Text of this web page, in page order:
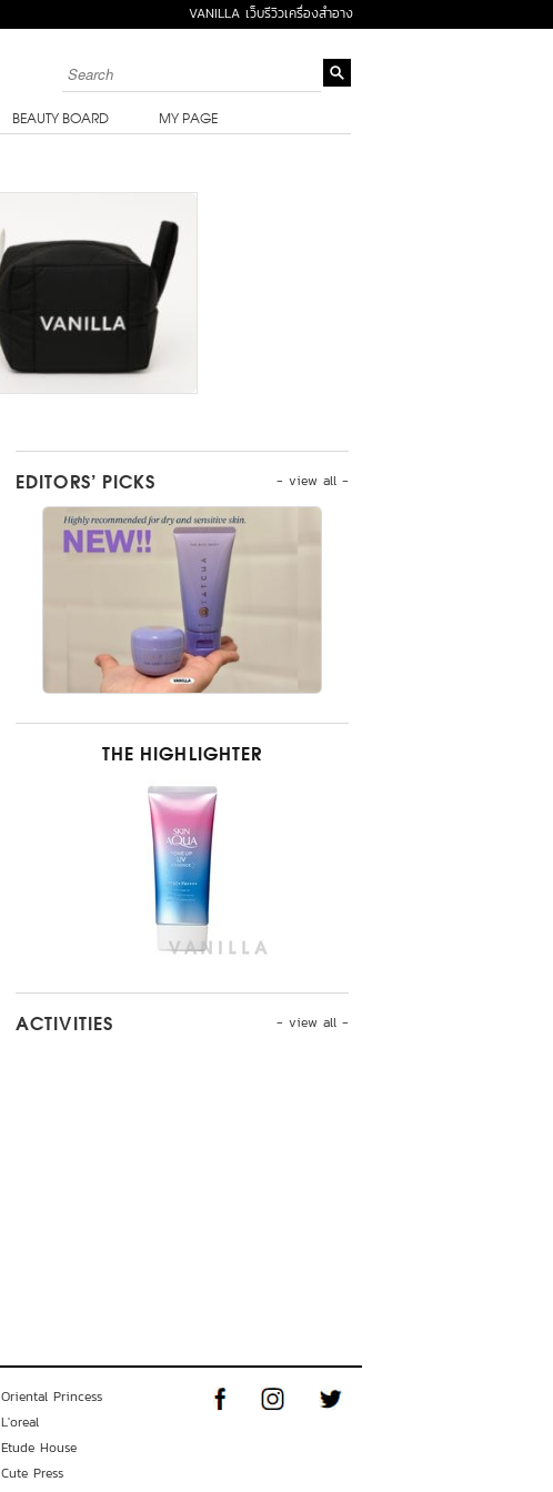
VANILLA เว็บรีวิวเครื่องสำอาง
BEAUTY BOARD MY PAGE
- view all -
EDITORS’ PICKS
THE HIGHLIGHTER
- view all -
ACTIVITIES
Oriental Princess
L'oreal
Etude House
Cute Press